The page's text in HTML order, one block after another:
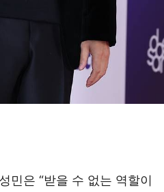
민은 “받을 수 없는 역할이